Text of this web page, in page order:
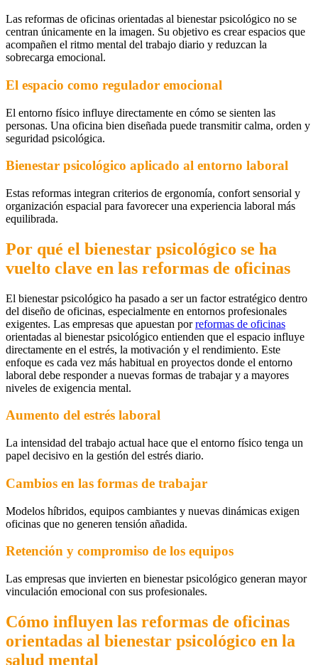
Las reformas de oficinas orientadas al bienestar psicológico no se
centran únicamente en la imagen. Su objetivo es crear espacios que
acompañen el ritmo mental del trabajo diario y reduzcan la
sobrecarga emocional.
El espacio como regulador emocional
El entorno físico influye directamente en cómo se sienten las
personas. Una oficina bien diseñada puede transmitir calma, orden y
seguridad psicológica.
Bienestar psicológico aplicado al entorno laboral
Estas reformas integran criterios de ergonomía, confort sensorial y
organización espacial para favorecer una experiencia laboral más
equilibrada.
Por qué el bienestar psicológico se ha
vuelto clave en las reformas de oficinas
El bienestar psicológico ha pasado a ser un factor estratégico dentro
del diseño de oficinas, especialmente en entornos profesionales
exigentes. Las empresas que apuestan porreformas de oficinas
orientadas al bienestar psicológico entienden que el espacio influye
directamente en el estrés, la motivación y el rendimiento. Este
enfoque es cada vez más habitual en proyectos donde el entorno
laboral debe responder a nuevas formas de trabajar y a mayores
niveles de exigencia mental.
Aumento del estrés laboral
La intensidad del trabajo actual hace que el entorno físico tenga un
papel decisivo en la gestión del estrés diario.
Cambios en las formas de trabajar
Modelos híbridos, equipos cambiantes y nuevas dinámicas exigen
oficinas que no generen tensión añadida.
Retención y compromiso de los equipos
Las empresas que invierten en bienestar psicológico generan mayor
vinculación emocional con sus profesionales.
Cómo influyen las reformas de oficinas
orientadas al bienestar psicológico en la
salud mental